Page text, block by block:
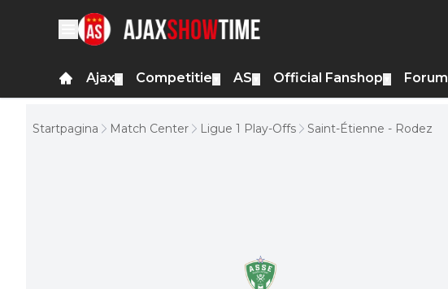
Ajax Competitie AS Official Fanshop Forum
Startpagina Match Center Ligue 1 Play-Offs Saint-Étienne - Rodez